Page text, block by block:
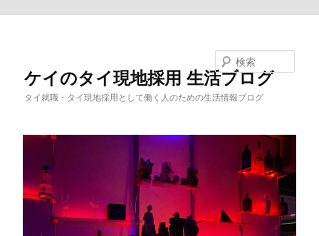
ケイのタイ現地採用 生活ブログ
タイ就職・タイ現地採用として働く人のための生活情報ブログ